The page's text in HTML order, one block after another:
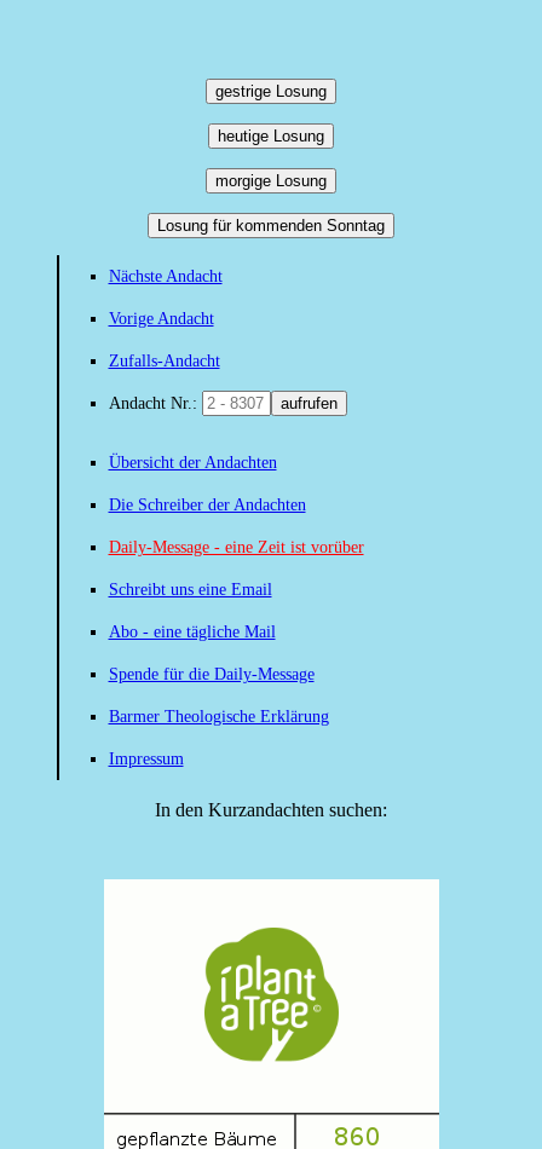
gestrige Losung
heutige Losung
morgige Losung
Losung für kommenden Sonntag
Nächste Andacht
Vorige Andacht
Zufalls-Andacht
Andacht Nr.: aufrufen
Übersicht der Andachten
Die Schreiber der Andachten
Daily-Message - eine Zeit ist vorüber
Schreibt uns eine Email
Abo - eine tägliche Mail
Spende für die Daily-Message
Barmer Theologische Erklärung
Impressum
In den Kurzandachten suchen: